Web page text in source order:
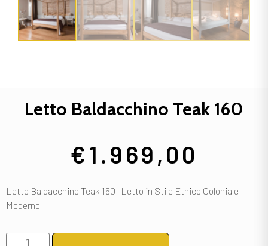
Letto Baldacchino Teak 160
€1.969,00
Letto Baldacchino Teak 160 | Letto in Stile Etnico Coloniale
Moderno